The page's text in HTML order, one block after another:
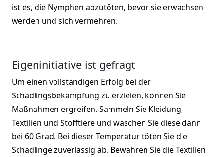
ist es, die Nymphen abzutöten, bevor sie erwachsen
werden und sich vermehren.
Eigeninitiative ist gefragt
Um einen vollständigen Erfolg bei der
Schädlingsbekämpfung zu erzielen, können Sie
Maßnahmen ergreifen. Sammeln Sie Kleidung,
Textilien und Stofftiere und waschen Sie diese dann
bei 60 Grad. Bei dieser Temperatur töten Sie die
Schädlinge zuverlässig ab. Bewahren Sie die Textilien